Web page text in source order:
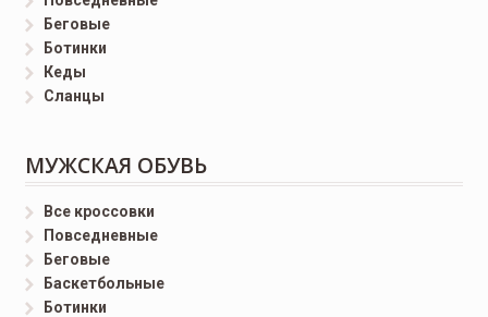
Беговые
Ботинки
Кеды
Сланцы
МУЖСКАЯ ОБУВЬ
Все кроссовки
Повседневные
Беговые
Баскетбольные
Ботинки